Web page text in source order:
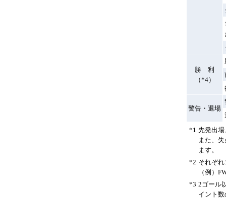
勝 利
（*4）
警告・退場
*1 先発出
また、
ます。
*2 それぞ
（例）
*3 2ゴール
イント